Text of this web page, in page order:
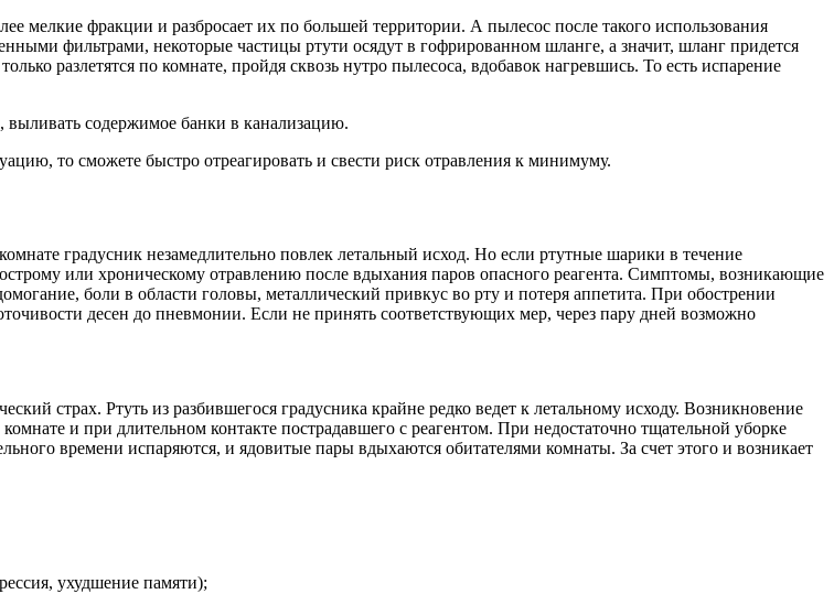
мелкие фракции и разбросает их по большей территории. А пылесос после такого использования
фильтрами, некоторые частицы ртути осядут в гофрированном шланге, а значит, шланг придется
разлетятся по комнате, пройдя сквозь нутро пылесоса, вдобавок нагревшись. То есть испарение
содержимое банки в канализацию.
то сможете быстро отреагировать и свести риск отравления к минимуму.
градусник незамедлительно повлек летальный исход. Но если ртутные шарики в течение
или хроническому отравлению после вдыхания паров опасного реагента. Симптомы, возникающие
боли в области головы, металлический привкус во рту и потеря аппетита. При обострении
десен до пневмонии. Если не принять соответствующих мер, через пару дней возможно
страх. Ртуть из разбившегося градусника крайне редко ведет к летальному исходу. Возникновение
и при длительном контакте пострадавшего с реагентом. При недостаточно тщательной уборке
времени испаряются, и ядовитые пары вдыхаются обитателями комнаты. За счет этого и возникает
ухудшение памяти);